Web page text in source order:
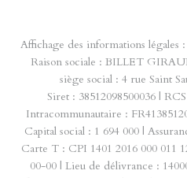
Affichage des informations
Raison sociale : BILLET
siège social : 4 rue Saint
Siret : 38512098500036 |
Intracommunautaire :
Capital social : 1 694 000 |
Carte T : CPI 1401 2016 000 011
00-00 | Lieu de délivrance :